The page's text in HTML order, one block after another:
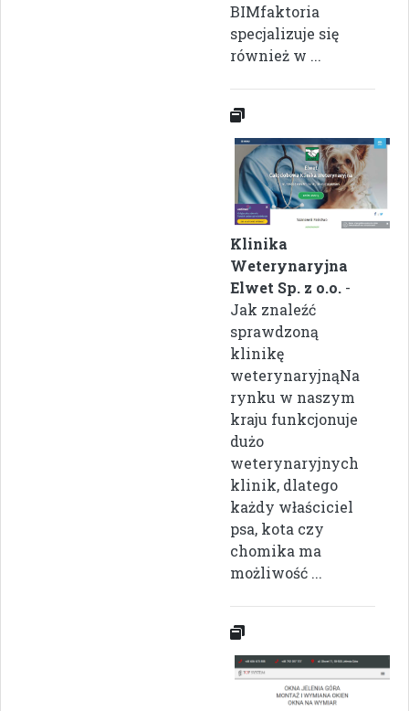
BIMfaktoria
specjalizuje się
również w ...
Klinika
Weterynaryjna
Elwet Sp. z o.o. -
Jak znaleźć
sprawdzoną
klinikę
weterynaryjnąNa
rynku w naszym
kraju funkcjonuje
dużo
weterynaryjnych
klinik, dlatego
każdy właściciel
psa, kota czy
chomika ma
możliwość ...